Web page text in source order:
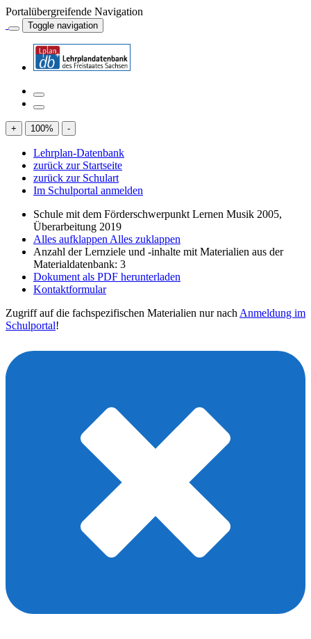
Portalübergreifende Navigation
Toggle navigation
+ 100% -
Lehrplan-Datenbank
zurück zur Startseite
zurück zur Schulart
Im Schulportal anmelden
Schule mit dem Förderschwerpunkt Lernen Musik 2005,
Überarbeitung 2019
Alles aufklappen Alles zuklappen
Anzahl der Lernziele und -inhalte mit Materialien aus der
Materialdatenbank: 3
Dokument als PDF herunterladen
Kontaktformular
Zugriff auf die fachspezifischen Materialien nur nach Anmeldung im
Schulportal!